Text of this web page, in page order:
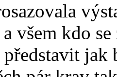
všem kdo